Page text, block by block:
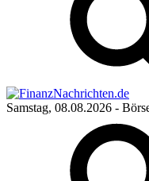
Samstag, 08.08.2026 -